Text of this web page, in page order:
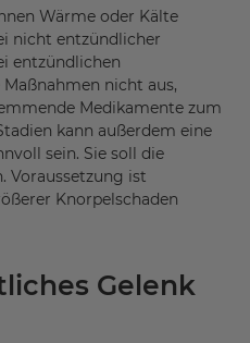
Wärme oder Kälte
nicht entzündlicher
entzündlichen
nicht aus,
Medikamente zum
kann außerdem eine
sein. Sie soll die
Voraussetzung ist
Knorpelschaden
Gelenk